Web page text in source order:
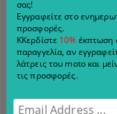
Γάντια
σας!
Εγγραφείτε στο
προσφορές.
ΚΚερδίστε 10% έκπτωση
παραγγελία, αν
λάτρεις του moto και
τις προσφορές.